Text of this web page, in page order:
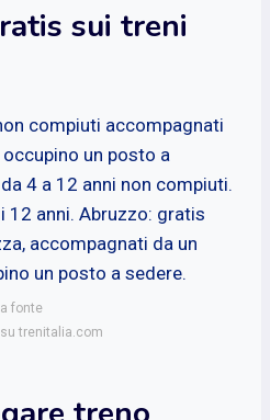
sui treni
compiuti accompagnati
un posto a
4 a 12 anni non compiuti.
i 12 anni. Abruzzo: gratis
accompagnati da un
un posto a sedere.
fonte
trenitalia.com